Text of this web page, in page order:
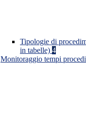
Tipologie di
in tabelle) 4
Monitoraggio tempi